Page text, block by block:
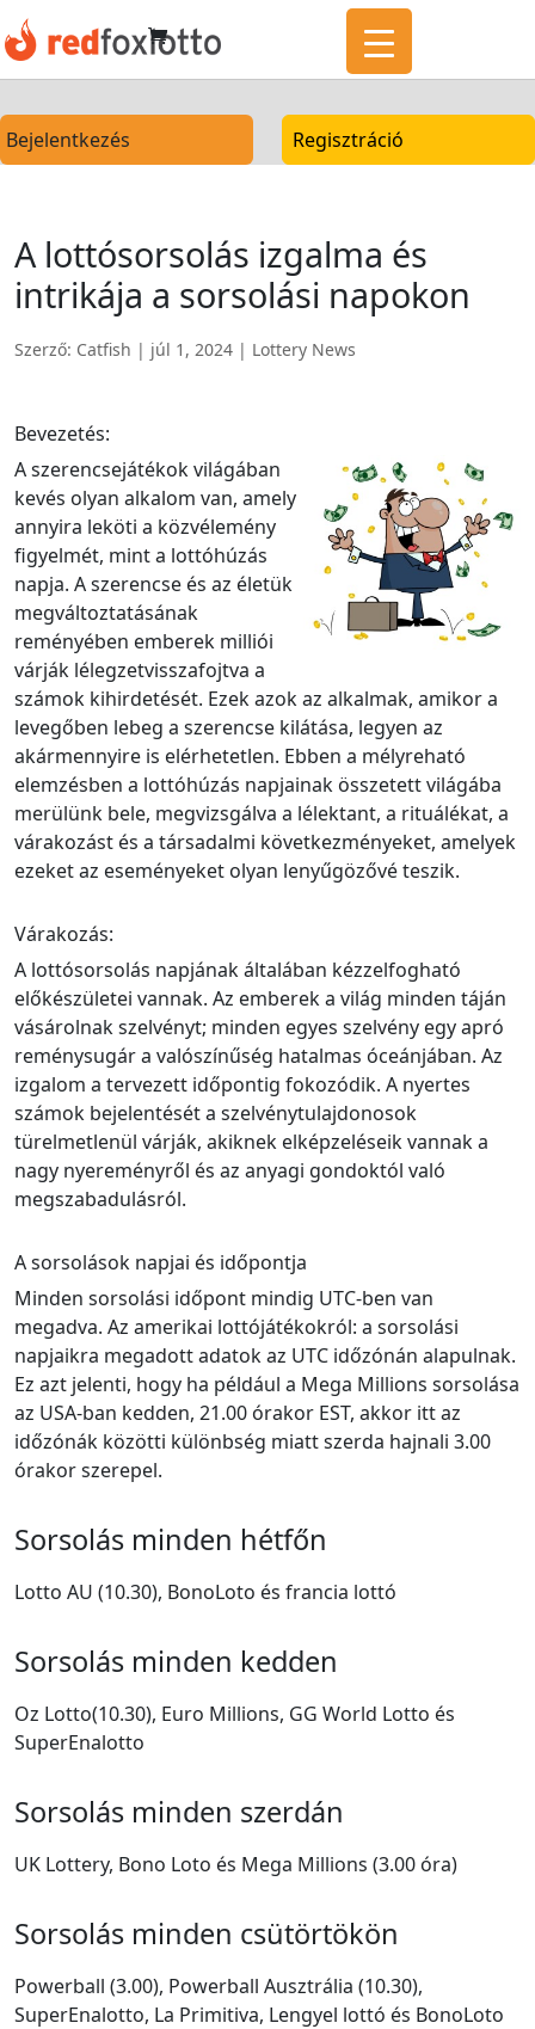
Bejelentkezés Regisztráció
A lottósorsolás izgalma és
intrikája a sorsolási napokon
Szerző: Catfish | júl 1, 2024 | Lottery News
Bevezetés:
A szerencsejátékok világában
kevés olyan alkalom van, amely
annyira leköti a közvélemény
figyelmét, mint a lottóhúzás
napja. A szerencse és az életük
megváltoztatásának
reményében emberek milliói
várják lélegzetvisszafojtva a
számok kihirdetését. Ezek azok az alkalmak, amikor a
levegőben lebeg a szerencse kilátása, legyen az
akármennyire is elérhetetlen. Ebben a mélyreható
elemzésben a lottóhúzás napjainak összetett világába
merülünk bele, megvizsgálva a lélektant, a rituálékat, a
várakozást és a társadalmi következményeket, amelyek
ezeket az eseményeket olyan lenyűgözővé teszik.
Várakozás:
A lottósorsolás napjának általában kézzelfogható
előkészületei vannak. Az emberek a világ minden táján
vásárolnak szelvényt; minden egyes szelvény egy apró
reménysugár a valószínűség hatalmas óceánjában. Az
izgalom a tervezett időpontig fokozódik. A nyertes
számok bejelentését a szelvénytulajdonosok
türelmetlenül várják, akiknek elképzeléseik vannak a
nagy nyereményről és az anyagi gondoktól való
megszabadulásról.
A sorsolások napjai és időpontja
Minden sorsolási időpont mindig UTC-ben van
megadva. Az amerikai lottójátékokról: a sorsolási
napjaikra megadott adatok az UTC időzónán alapulnak.
Ez azt jelenti, hogy ha például a Mega Millions sorsolása
az USA-ban kedden, 21.00 órakor EST, akkor itt az
időzónák közötti különbség miatt szerda hajnali 3.00
órakor szerepel.
Sorsolás minden hétfőn
Lotto AU (10.30), BonoLoto és francia lottó
Sorsolás minden kedden
Oz Lotto(10.30), Euro Millions, GG World Lotto és
SuperEnalotto
Sorsolás minden szerdán
UK Lottery, Bono Loto és Mega Millions (3.00 óra)
Sorsolás minden csütörtökön
Powerball (3.00), Powerball Ausztrália (10.30),
SuperEnalotto, La Primitiva, Lengyel lottó és BonoLoto